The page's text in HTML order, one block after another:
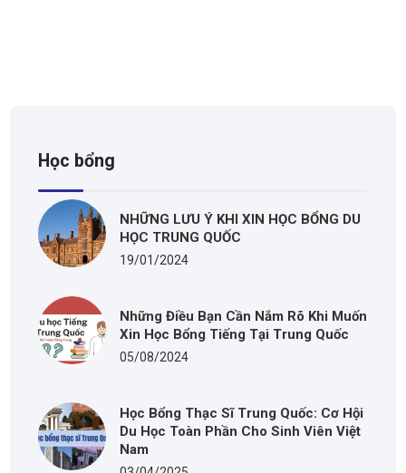
Học bổng
NHỮNG LƯU Ý KHI XIN HỌC BỔNG DU
HỌC TRUNG QUỐC
19/01/2024
Những Điều Bạn Cần Nắm Rõ Khi Muốn
Xin Học Bổng Tiếng Tại Trung Quốc
05/08/2024
Học Bổng Thạc Sĩ Trung Quốc: Cơ Hội
Du Học Toàn Phần Cho Sinh Viên Việt
Nam